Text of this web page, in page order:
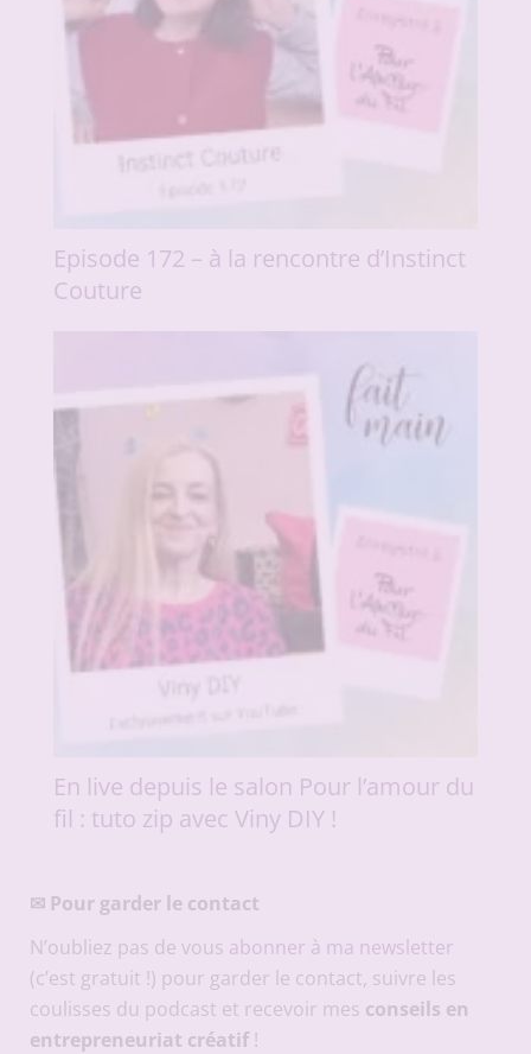
Episode 172 – à la rencontre d’Instinct
Couture
En live depuis le salon Pour l’amour du
fil : tuto zip avec Viny DIY !
✉ Pour garder le contact
N’oubliez pas de vous abonner à ma newsletter
(c’est gratuit !) pour garder le contact, suivre les
coulisses du podcast et recevoir mes conseils en
entrepreneuriat créatif!